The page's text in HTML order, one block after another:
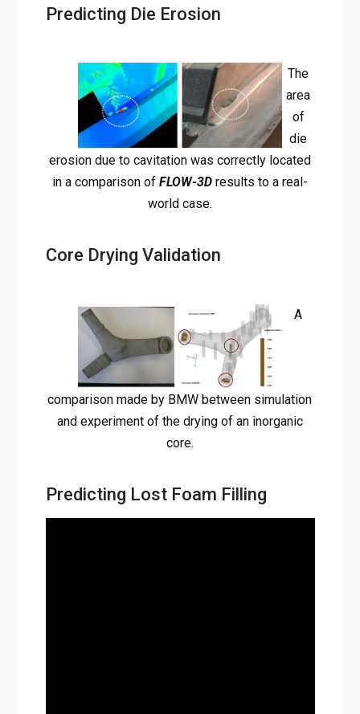
Predicting Die Erosion
The
area
of
die
erosion due to cavitation was correctly located
in a comparison of FLOW-3Dresults to a real-
world case.
Core Drying Validation
A
comparison made by BMW between simulation
and experiment of the drying of an inorganic
core.
Predicting Lost Foam Filling